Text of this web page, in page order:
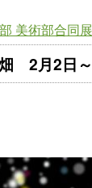
美術部合
畑 2月2日